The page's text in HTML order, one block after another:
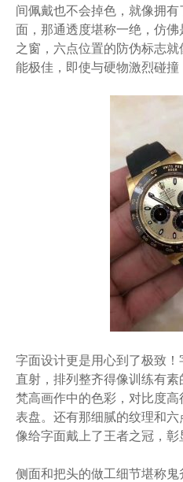
间佩戴也不会掉色，就像拥
面，那通透度堪称一绝，仿
之窗，六点位置的防伪标志
能极佳，即使与硬物激烈碰撞
字面设计更是用心到了极致
直射，排列整齐得像训练有
梵高画作中的色彩，对比度
表盘。还有那细腻的纹理和
像给字面戴上了王者之冠，彰
侧面和把头的做工细节堪称